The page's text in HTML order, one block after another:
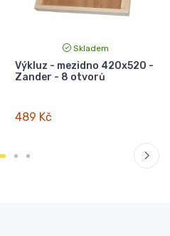
Skladem
Výkluz - mezidno 420x520 -
Zander - 8 otvorů
489 Kč